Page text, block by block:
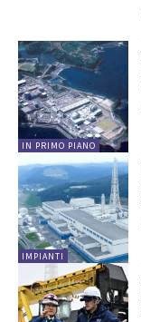
IN PRIMO PIANO
IMPIANTI